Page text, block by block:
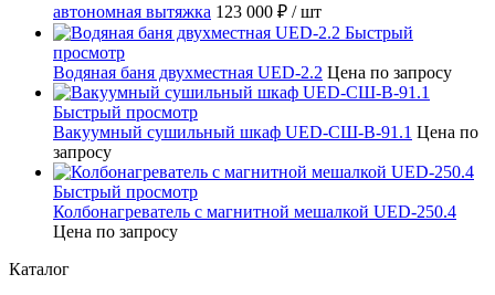
автономная вытяжка 123 000 ₽ / шт
Быстрый
просмотр
Водяная баня двухместная UED-2.2 Цена по запросу
Быстрый просмотр
Вакуумный сушильный шкаф UED-СШ-В-91.1 Цена по
запросу
Быстрый просмотр
Колбонагреватель с магнитной мешалкой UED-250.4
Цена по запросу
Каталог